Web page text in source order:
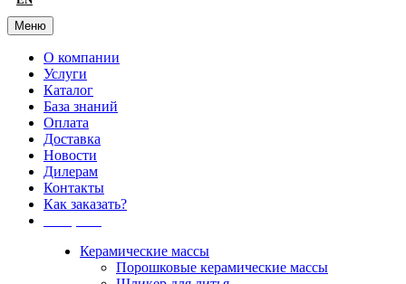
Меню
О компании
Услуги
Каталог
База знаний
Оплата
Доставка
Новости
Дилерам
Контакты
Как заказать?
Керамические массы
Порошковые керамические массы